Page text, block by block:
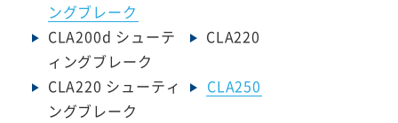
ングブレーク
CLA200d シューテ
ィングブレーク
CLA220
CLA220 シューティ
ングブレーク
CLA250